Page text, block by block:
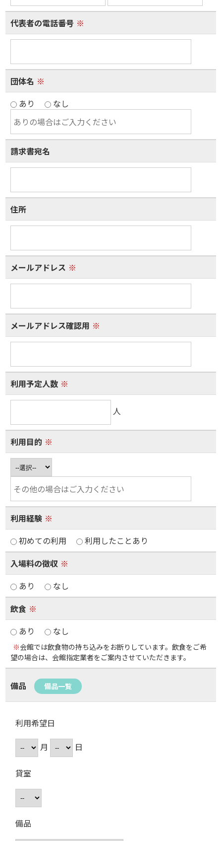
代表者の電話番号 ※
団体名 ※
あり
なし
請求書宛名
住所
メールアドレス ※
メールアドレス確認用 ※
利用予定人数 ※
人
利用目的 ※
利用経験 ※
初めての利用
利用したことあり
入場料の徴収 ※
あり
なし
飲食 ※
あり
なし
※会館では飲食物の持ち込みをお断りしています。飲食をご希
望の場合は、会館指定業者をご案内させていただきます。
備品 備品一覧
利用希望日
月
日
貸室
備品